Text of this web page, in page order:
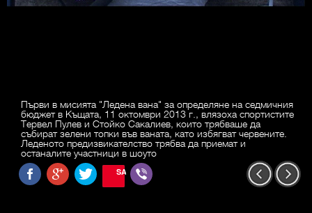
Първи в мисията "Ледена вана" за определяне на седмичния
бюджет в Къщата, 11 октомври 2013 г., влязоха спортистите
Тервел Пулев и Стойко Сакалиев, които трябваше да
събират зелени топки във ваната, като избягват червените.
Леденото предизвикателство трябва да приемат и
останалите участници в шоуто
SAVE